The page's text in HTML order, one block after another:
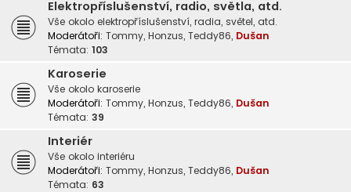
Elektropříslušenství, radio, světla, atd.
Vše okolo elektropříslušenství, radia, světel, atd.
Moderátoři: Tommy, Honzus, Teddy86, Dušan
Témata: 103
Karoserie
Vše okolo karoserie
Moderátoři: Tommy, Honzus, Teddy86, Dušan
Témata: 39
Interiér
Vše okolo interiéru
Moderátoři: Tommy, Honzus, Teddy86, Dušan
Témata: 63